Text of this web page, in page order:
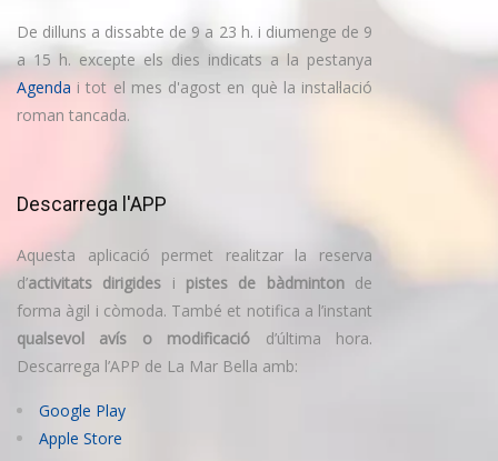
De dilluns a dissabte de 9 a 23 h. i diumenge de 9
a 15 h. excepte els dies indicats a la pestanya
Agenda i tot el mes d'agost en què la instal·lació
roman tancada.
Descarrega l'APP
Aquesta aplicació permet realitzar la reserva
d’activitats dirigides i pistes de bàdmintonde
forma àgil i còmoda. També et notifica a l’instant
qualsevol avís o modificació d’última hora.
Descarrega l’APP de La Mar Bella amb:
Google Play
Apple Store